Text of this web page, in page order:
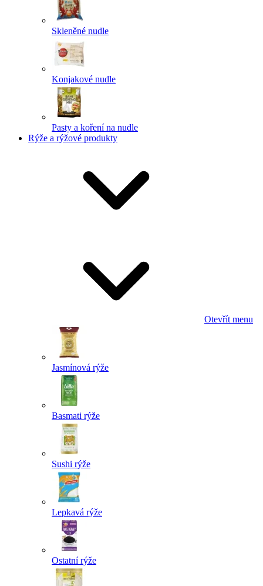
Skleněné nudle
Konjakové nudle
Pasty a koření na nudle
Rýže a rýžové produkty
Otevřít menu
Jasmínová rýže
Basmati rýže
Sushi rýže
Lepkavá rýže
Ostatní rýže